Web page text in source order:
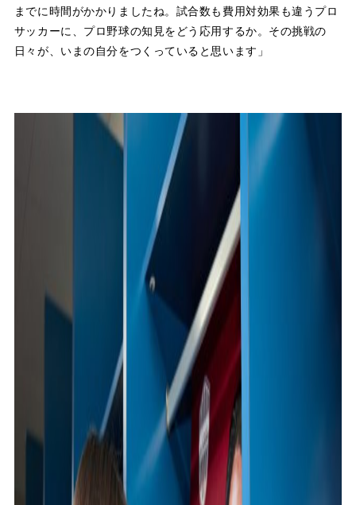
までに時間がかかりましたね。試合数も費用対効果も違うプロ
サッカーに、プロ野球の知見をどう応用するか。その挑戦の
日々が、いまの自分をつくっていると思います」